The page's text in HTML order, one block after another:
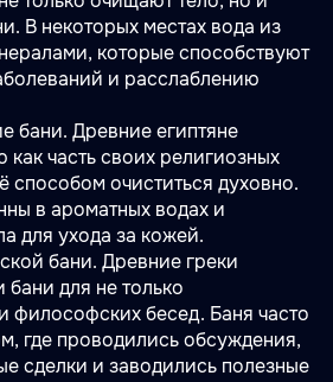
В некоторых местах вода из
которые способствуют
и расслаблению
бани. Древние египтяне
часть своих религиозных
способом очиститься духовно.
в ароматных водах и
для ухода за кожей.
бани. Древние греки
для не только
философских бесед. Баня часто
где проводились обсуждения,
сделки и заводились полезные